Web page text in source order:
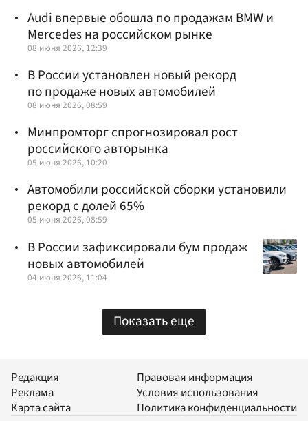
Audi впервые обошла по продажам BMW и
Mercedes на российском рынке
08 июня 2026, 12:39
В России установлен новый рекорд
по продаже новых автомобилей
08 июня 2026, 08:59
Минпромторг спрогнозировал рост
российского авторынка
05 июня 2026, 10:20
Автомобили российской сборки установили
рекорд с долей 65%
05 июня 2026, 08:59
В России зафиксировали бум продаж
новых автомобилей
04 июня 2026, 11:04
Показать еще
Редакция
Реклама
Карта сайта
Правовая информация
Условия использования
Политика конфиденциальности